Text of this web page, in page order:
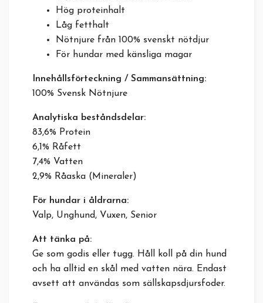
Hög proteinhalt
Låg fetthalt
Nötnjure från 100% svenskt nötdjur
För hundar med känsliga magar
Innehållsförteckning / Sammansättning:
100% Svensk Nötnjure
Analytiska beståndsdelar:
83,6% Protein
6,1% Råfett
7,4% Vatten
2,9% Råaska (Mineraler)
För hundar i åldrarna:
Valp, Unghund, Vuxen, Senior
Att tänka på:
Ge som godis eller tugg. Håll koll på din hund
och ha alltid en skål med vatten nära. Endast
avsett att användas som sällskapsdjursfoder.